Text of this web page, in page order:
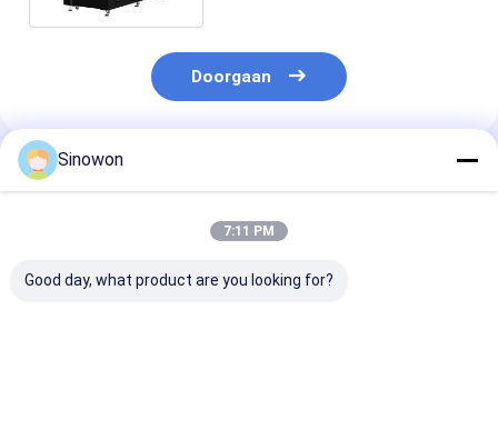
Doorgaan
Geadviseerde Producten
Sinowon
7:11 PM
Good day, what product are you looking for?